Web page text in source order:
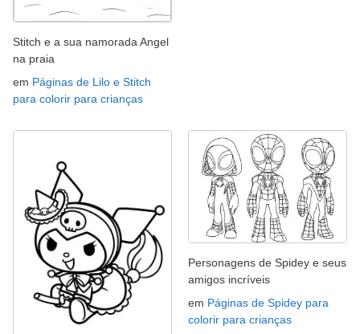
Stitch e a sua namorada Angel
na praia
em Páginas de Lilo e Stitch
para colorir para crianças
Personagens de Spidey e seus
amigos incríveis
em Páginas de Spidey para
colorir para crianças